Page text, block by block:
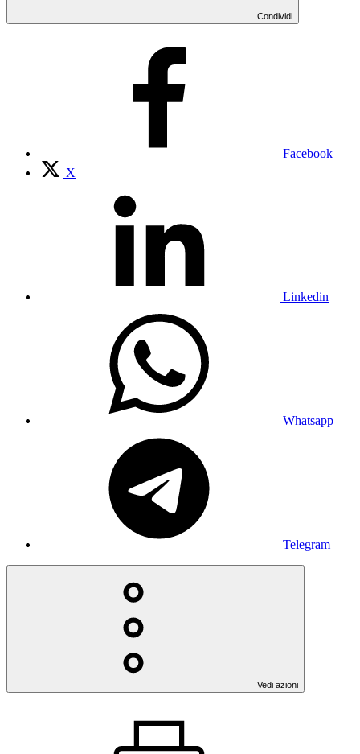
Condividi
Facebook
X
Linkedin
Whatsapp
Telegram
Vedi azioni